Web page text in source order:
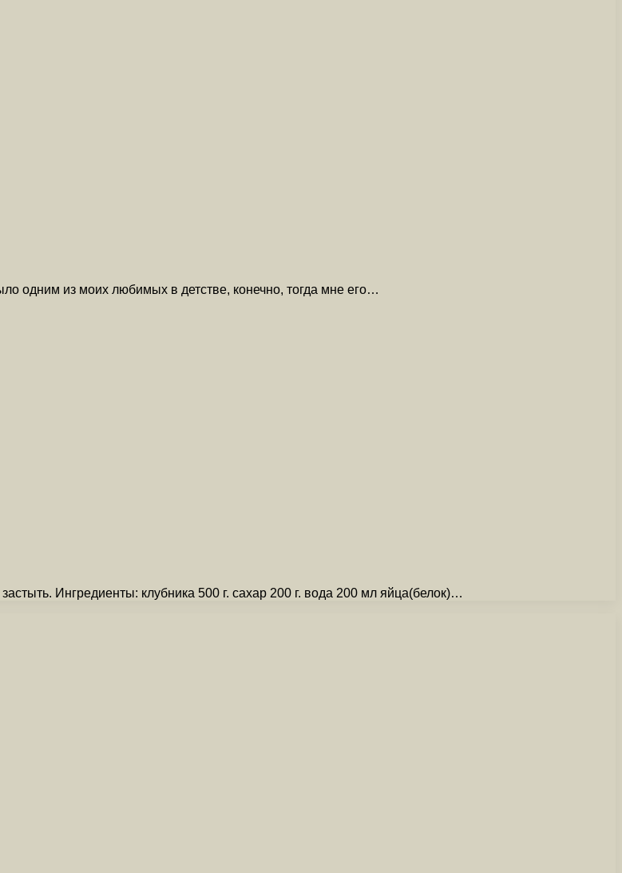
одним из моих любимых в детстве, конечно, тогда мне его…
Ингредиенты: клубника 500 г. сахар 200 г. вода 200 мл яйца(белок)…